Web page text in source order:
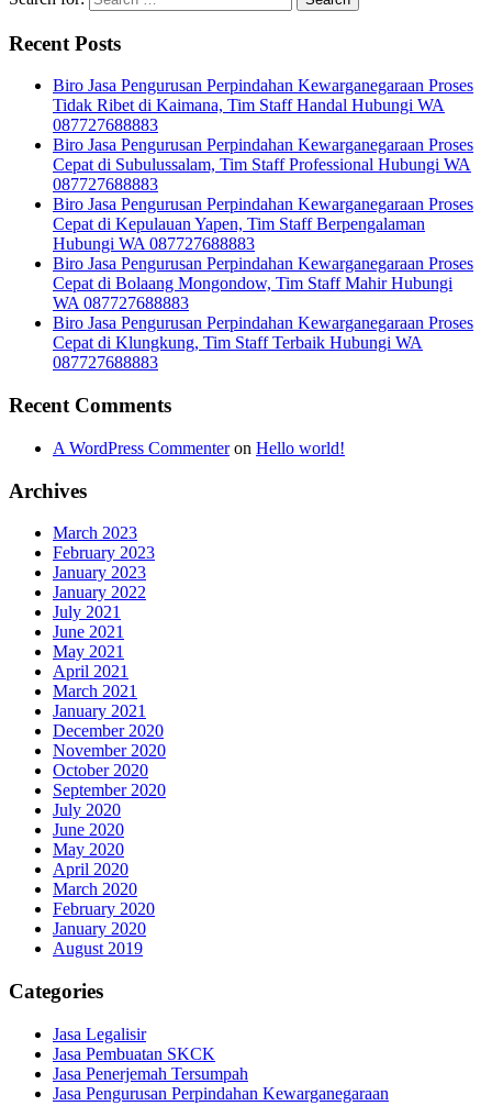
Recent Posts
Biro Jasa Pengurusan Perpindahan Kewarganegaraan Proses
Tidak Ribet di Kaimana, Tim Staff Handal Hubungi WA
087727688883
Biro Jasa Pengurusan Perpindahan Kewarganegaraan Proses
Cepat di Subulussalam, Tim Staff Professional Hubungi WA
087727688883
Biro Jasa Pengurusan Perpindahan Kewarganegaraan Proses
Cepat di Kepulauan Yapen, Tim Staff Berpengalaman
Hubungi WA 087727688883
Biro Jasa Pengurusan Perpindahan Kewarganegaraan Proses
Cepat di Bolaang Mongondow, Tim Staff Mahir Hubungi
WA 087727688883
Biro Jasa Pengurusan Perpindahan Kewarganegaraan Proses
Cepat di Klungkung, Tim Staff Terbaik Hubungi WA
087727688883
Recent Comments
A WordPress Commenteron Hello world!
Archives
March 2023
February 2023
January 2023
January 2022
July 2021
June 2021
May 2021
April 2021
March 2021
January 2021
December 2020
November 2020
October 2020
September 2020
July 2020
June 2020
May 2020
April 2020
March 2020
February 2020
January 2020
August 2019
Categories
Jasa Legalisir
Jasa Pembuatan SKCK
Jasa Penerjemah Tersumpah
Jasa Pengurusan Perpindahan Kewarganegaraan